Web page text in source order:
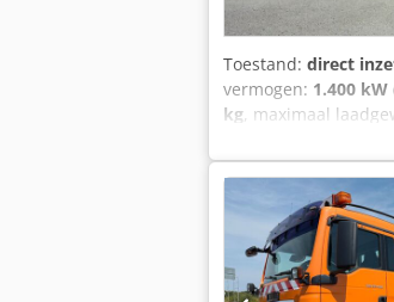
Toestand: direct
vermogen: 1.400 kW
kg, maximaal
emissieklasse:Euro 5
4.000 mm,
APK geldig tot 07-